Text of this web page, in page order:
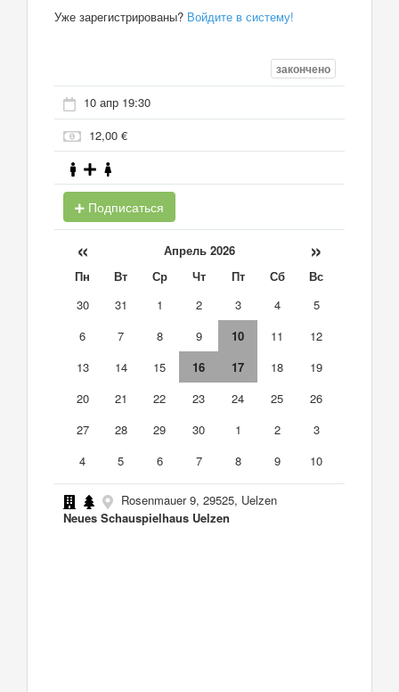
Уже зарегистрированы? Войдите в систему!
закончено
10 апр 19:30
12,00 €
Подписаться
« Апрель 2026 »
Пн Вт Ср Чт Пт Сб
Вс
30
31 1 2 3 4
5
6
7 8 9 10 11
12
13
14 15 16 17 18
19
20
21 22 23 24 25
26
27
28 29 30 1 2
3
4
5 6 7 8 9 10
Rosenmauer 9, 29525, Uelzen
Neues Schauspielhaus Uelzen